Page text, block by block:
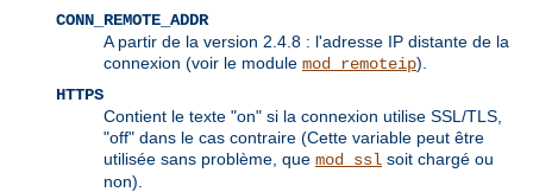
CONN_REMOTE_ADDR
A partir de la version 2.4.8 : l'adresse IP distante de la
connexion (voir le module mod_remoteip).
HTTPS
Contient le texte "on" si la connexion utilise SSL/TLS,
"off" dans le cas contraire (Cette variable peut être
utilisée sans problème, que mod_ssl soit chargé ou
non).